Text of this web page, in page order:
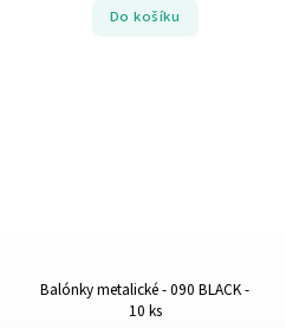
Do košíku
Balónky metalické - 090 BLACK -
10 ks